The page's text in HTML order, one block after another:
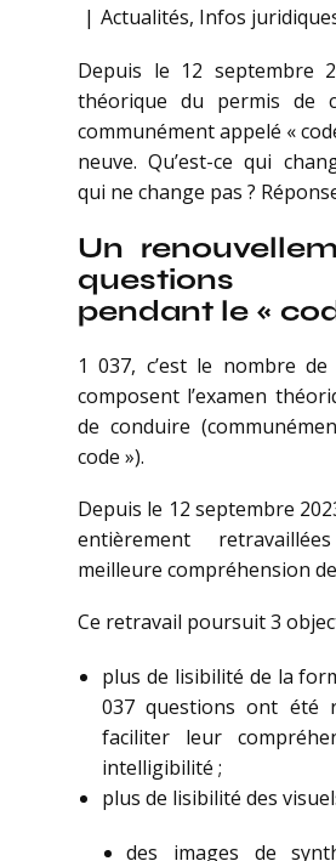
Actualités, Infos
Depuis le 12 septembre
théorique du permis de
communément appelé «
neuve. Qu’est-ce qui
qui ne change pas ?
Un
questions
pendant le «
1 037, c’est le nombre
composent l’examen
de conduire
code »).
Depuis le 12 septembre
entièrement
meilleure compréhension
Ce retravail poursuit 3
plus de lisibilité de la
037 questions ont été
faciliter leur
intelligibilité ;
plus de lisibilité des
des images de